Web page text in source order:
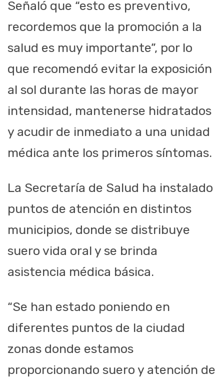
Señaló que “esto es preventivo,
recordemos que la promoción a la
salud es muy importante”, por lo
que recomendó evitar la exposición
al sol durante las horas de mayor
intensidad, mantenerse hidratados
y acudir de inmediato a una unidad
médica ante los primeros síntomas.
La Secretaría de Salud ha instalado
puntos de atención en distintos
municipios, donde se distribuye
suero vida oral y se brinda
asistencia médica básica.
“Se han estado poniendo en
diferentes puntos de la ciudad
zonas donde estamos
proporcionando suero y atención de